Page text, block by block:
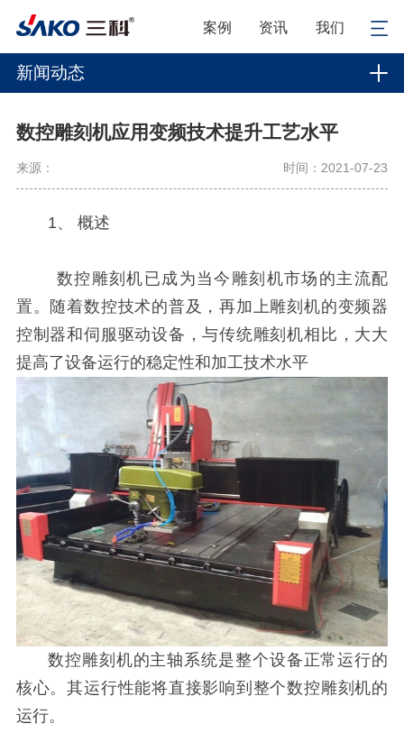
案例 资讯 我们
新闻动态
数控雕刻机应用变频技术提升工艺水平
来源： 时间：2021-07-23
1、 概述
数控雕刻机已成为当今雕刻机市场的主流配
置。随着数控技术的普及，再加上雕刻机的变频器
控制器和伺服驱动设备，与传统雕刻机相比，大大
提高了设备运行的稳定性和加工技术水平
数控雕刻机的主轴系统是整个设备正常运行的
核心。其运行性能将直接影响到整个数控雕刻机的
运行。